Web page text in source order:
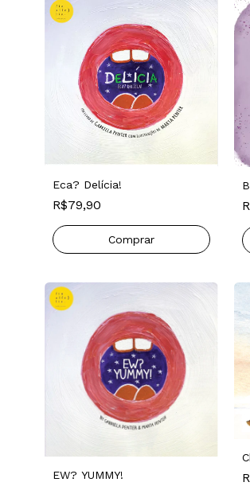
Eca? Delícia!
R$79,90
EW? YUMMY!